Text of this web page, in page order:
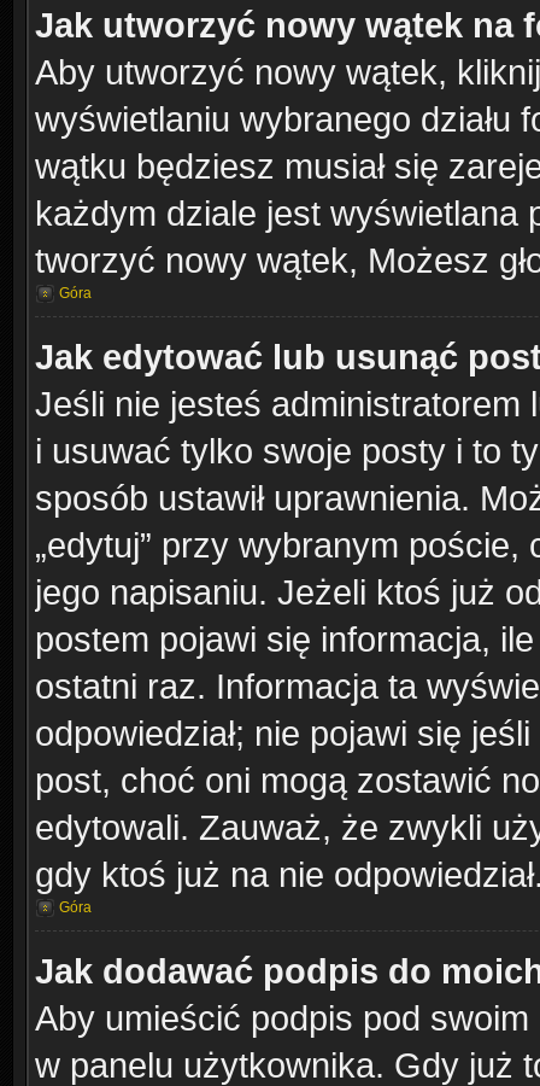
Jak utworzyć nowy wątek na
Aby utworzyć nowy wątek,
wyświetlaniu wybranego działu
wątku będziesz musiał się
każdym dziale jest wyświetlana
tworzyć nowy wątek, Możesz
Góra
Jak edytować lub usunąć
Jeśli nie jesteś
i usuwać tylko swoje posty i to
sposób ustawił uprawnienia.
„edytuj” przy wybranym
jego napisaniu. Jeżeli ktoś już
postem pojawi się informacja,
ostatni raz. Informacja ta
odpowiedział; nie pojawi się
post, choć oni mogą zostawić
edytowali. Zauważ, że zwykli
gdy ktoś już na nie
Góra
Jak dodawać podpis do
Aby umieścić podpis pod
w panelu użytkownika. Gdy już